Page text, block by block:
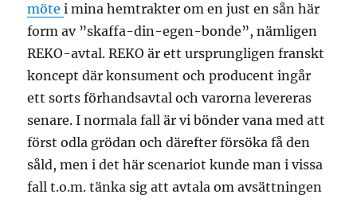
mötei mina hemtrakter om en just en sån här
form av ”skaffa-din-egen-bonde”, nämligen
REKO-avtal. REKO är ett ursprungligen franskt
koncept där konsument och producent ingår
ett sorts förhandsavtal och varorna levereras
senare. I normala fall är vi bönder vana med att
först odla grödan och därefter försöka få den
såld, men i det här scenariot kunde man i vissa
fall t.o.m. tänka sig att avtala om avsättningen